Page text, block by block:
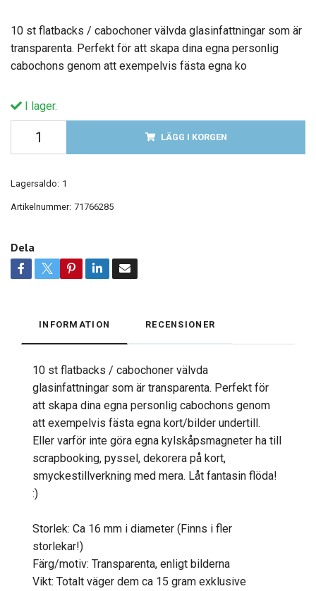
10 st flatbacks / cabochoner välvda glasinfattningar som är
transparenta. Perfekt för att skapa dina egna personlig
cabochons genom att exempelvis fästa egna ko
I lager.
LÄGG I KORGEN
Lagersaldo: 1
Artikelnummer: 71766285
Dela
INFORMATION RECENSIONER
10 st flatbacks / cabochoner välvda
glasinfattningar som är transparenta. Perfekt för
att skapa dina egna personlig cabochons genom
att exempelvis fästa egna kort/bilder undertill.
Eller varför inte göra egna kylskåpsmagneter ha till
scrapbooking, pyssel, dekorera på kort,
smyckestillverkning med mera. Låt fantasin flöda!
:)
Storlek: Ca 16 mm i diameter (Finns i fler
storlekar!)
Färg/motiv: Transparenta, enligt bilderna
Vikt: Totalt väger dem ca 15 gram exklusive